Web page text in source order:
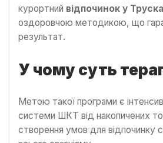
курортний відпочинок у
оздоровчою методикою, що
результат.
У чому суть
Метою такої програми є
системи ШКТ від накопичених
створення умов для відпочинку